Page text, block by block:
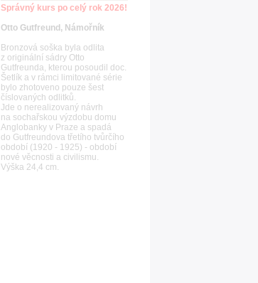
Správný kurs po celý rok 2026!
Otto Gutfreund, Námořník
Bronzová soška byla odlita
z originální sádry Otto
Gutfreunda, kterou posoudil doc.
Šetlík a v rámci limitované série
bylo zhotoveno pouze šest
číslovaných odlitků.
Jde o nerealizovaný návrh
na sochařskou výzdobu domu
Anglobanky v Praze a spadá
do Gutfreundova třetího tvůrčího
období (1920 - 1925) - období
nové věcnosti a civilismu.
Výška 24,4 cm.